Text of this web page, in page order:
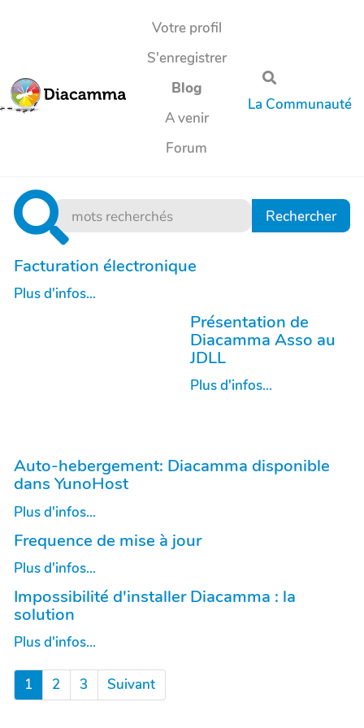
Aller au contenu principalVotre profil
S'enregistrer
Blog
A venir
Forum
La Communauté
Facturation électronique
Plus d'infos...
Présentation de
Diacamma Asso au
JDLL
Plus d'infos...
Auto-hebergement: Diacamma disponible
dans YunoHost
Plus d'infos...
Frequence de mise à jour
Plus d'infos...
Impossibilité d'installer Diacamma : la
solution
Plus d'infos...
1 2 3 Suivant